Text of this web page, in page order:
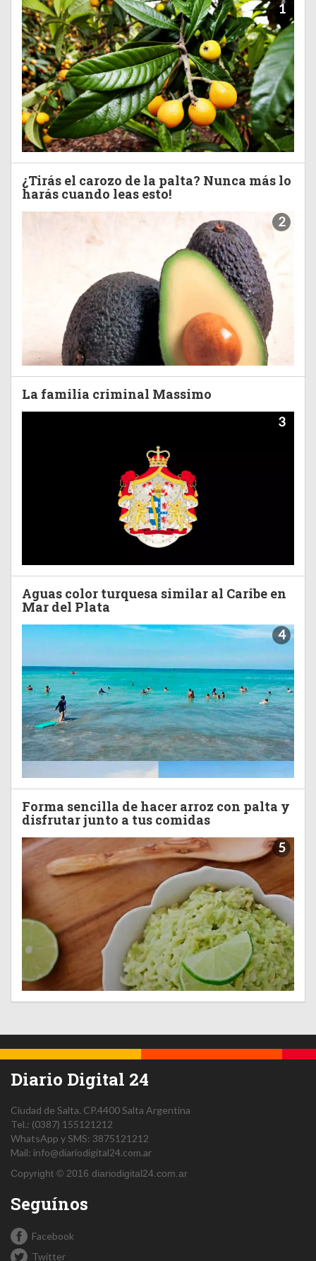
1
¿Tirás el carozo de la palta? Nunca más lo
harás cuando leas esto!
2
La familia criminal Massimo
3
Aguas color turquesa similar al Caribe en
Mar del Plata
4
Forma sencilla de hacer arroz con palta y
disfrutar junto a tus comidas
5
Diario Digital 24
Ciudad de Salta. CP.4400Salta Argentina
Tel.: (0387) 155121212
WhatsApp y SMS: 3875121212
Mail: info@diariodigital24.com.ar
Copyright © 2016 diariodigital24.com.ar
Seguínos
Facebook
Twitter